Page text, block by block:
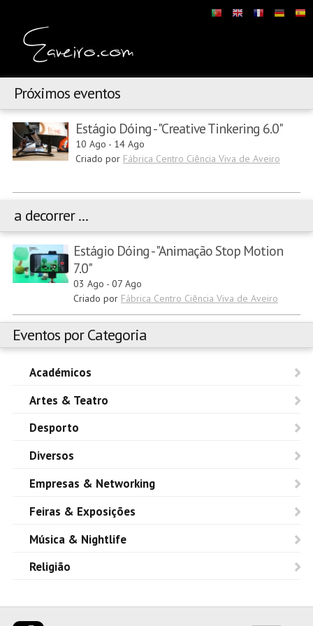
Próximos eventos
Estágio Dóing - "Creative Tinkering 6.0"
10 Ago - 14 Ago
Criado por Fábrica Centro Ciência Viva de Aveiro
a decorrer ...
Estágio Dóing - "Animação Stop Motion
7.0"
03 Ago - 07 Ago
Criado por Fábrica Centro Ciência Viva de Aveiro
Eventos por Categoria
Académicos
Artes & Teatro
Desporto
Diversos
Empresas & Networking
Feiras & Exposições
Música & Nightlife
Religião